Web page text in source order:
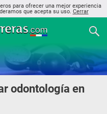
para ofrecer una mejor experiencia
que acepta su uso. Cerrar
odontología en